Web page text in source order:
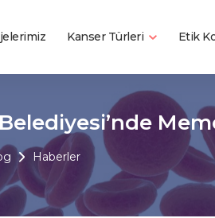
Kanser Türleri Etik
Haberler